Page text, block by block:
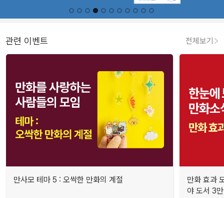
관련 이벤트 전체보기
만사모 테마 5 : 오싹한 만화의 계절
만화 효과
야 도서 3